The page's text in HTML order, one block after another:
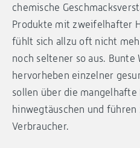
chemische
Produkte mit zweifelhafter
fühlt sich allzu oft nicht
noch seltener so aus. Bunte
hervorheben einzelner
sollen über die
hinwegtäuschen und
Verbraucher.